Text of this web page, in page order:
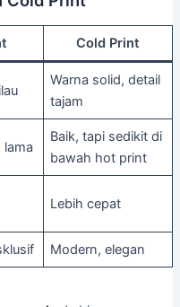
Cold Print
Warna solid, detail
tajam
Baik, tapi sedikit di
bawah hot print
Lebih cepat
Modern, elegan